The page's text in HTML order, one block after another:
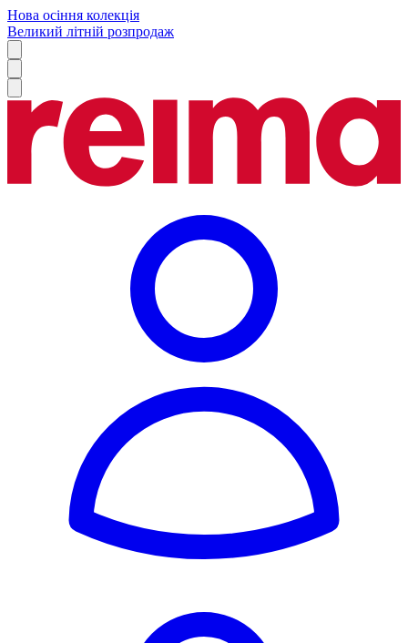
Нова осіння колекція
Великий літній розпродаж